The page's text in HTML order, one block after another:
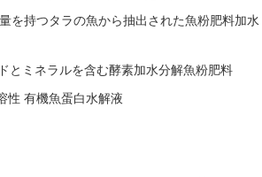
を持つタラの魚から抽出された魚粉肥料加水
とミネラルを含む酵素加水分解魚粉肥料
性 有機魚蛋白水解液